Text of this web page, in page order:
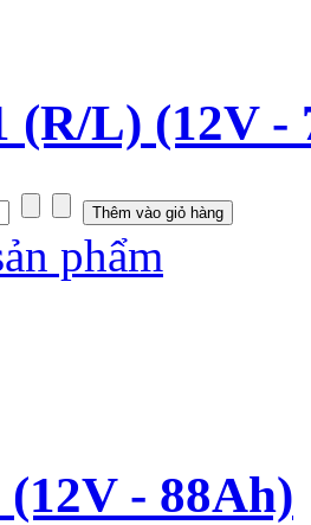
(R/L) (12V -
phẩm
- 88Ah)